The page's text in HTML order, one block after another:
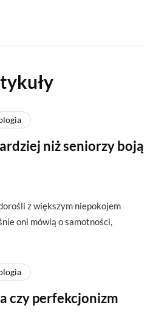
niż seniorzy boją
z większym niepokojem
oni mówią o samotności,
czy perfekcjonizm